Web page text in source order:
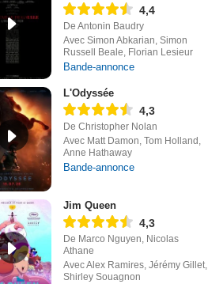
4,4
De Antonin Baudry
Avec Simon Abkarian, Simon
Russell Beale, Florian Lesieur
Bande-annonce
L'Odyssée
4,3
De Christopher Nolan
Avec Matt Damon, Tom Holland,
Anne Hathaway
Bande-annonce
Jim Queen
4,3
De Marco Nguyen, Nicolas
Athane
Avec Alex Ramires, Jérémy Gillet,
Shirley Souagnon